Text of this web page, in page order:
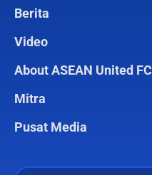
Berita
Video
About ASEAN United FC
Mitra
Pusat Media